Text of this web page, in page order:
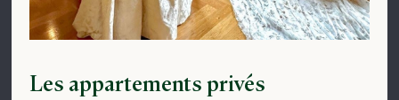
Les appartements privés